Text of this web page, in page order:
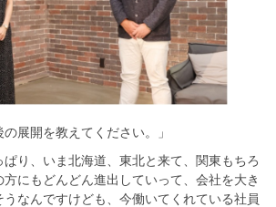
展開を教えてください。」
り、いま北海道、東北と来て、関東もちろ
にもどんどん進出していって、会社を大き
うなんですけども、今働いてくれている社員